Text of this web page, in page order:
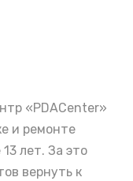
«PDACenter»
и ремонте
лет. За это
вернуть к